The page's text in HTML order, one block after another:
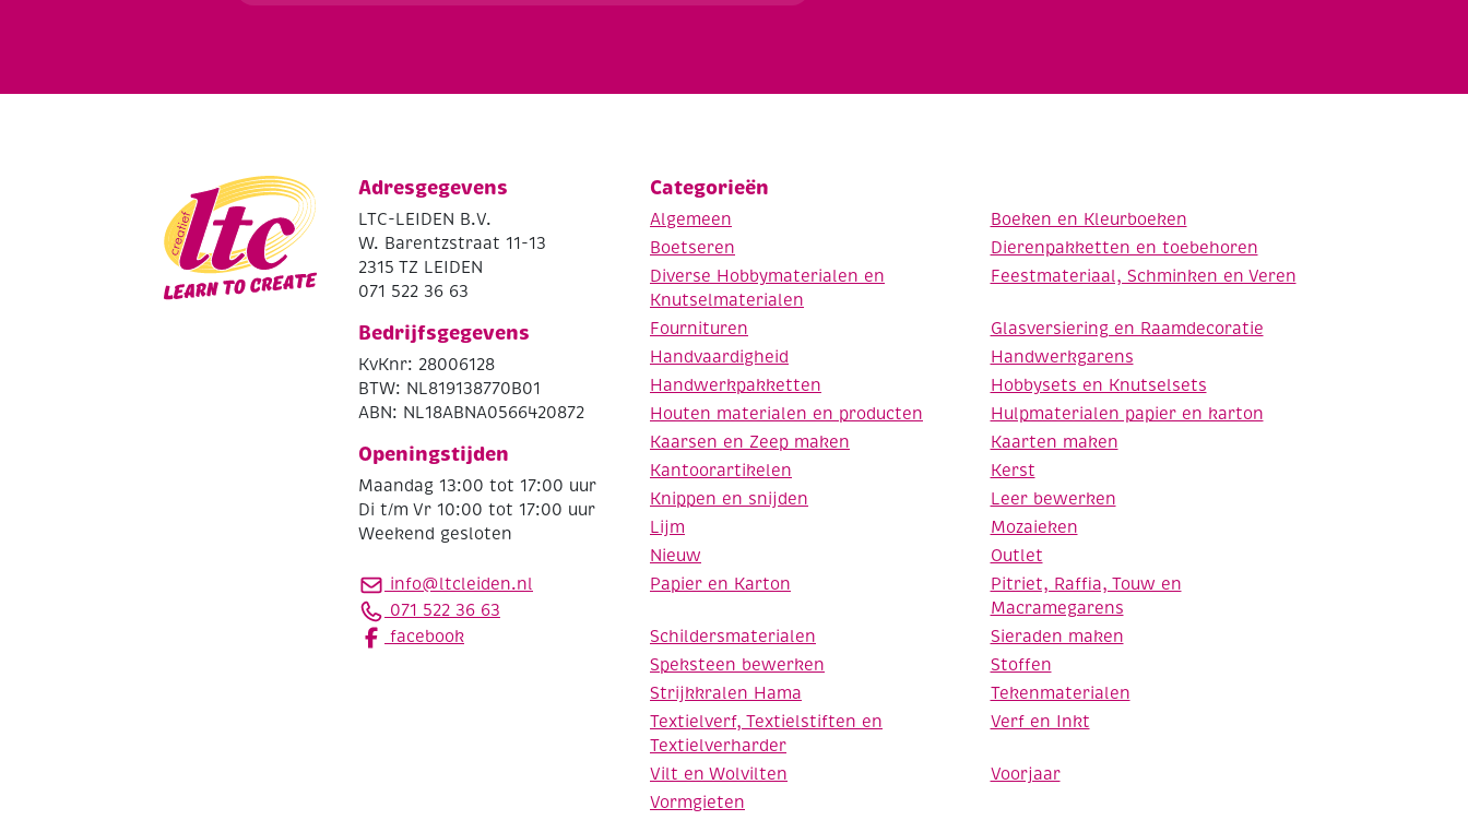
Adresgegevens
LTC-LEIDEN B.V.
W. Barentzstraat 11-13
2315 TZ LEIDEN
071 522 36 63
Bedrijfsgegevens
KvKnr: 28006128
BTW: NL819138770B01
ABN: NL18ABNA0566420872
Openingstijden
Maandag 13:00 tot 17:00 uur
Di t/m Vr 10:00 tot 17:00 uur
Weekend gesloten
info@ltcleiden.nl
071 522 36 63
facebook
Categorieën
Algemeen
Boeken en Kleurboeken
Boetseren
Dierenpakketten en toebehoren
Diverse Hobbymaterialen en
Knutselmaterialen
Feestmateriaal, Schminken en Veren
Fournituren
Glasversiering en Raamdecoratie
Handvaardigheid
Handwerkgarens
Handwerkpakketten
Hobbysets en Knutselsets
Houten materialen en producten
Hulpmaterialen papier en karton
Kaarsen en Zeep maken
Kaarten maken
Kantoorartikelen
Kerst
Knippen en snijden
Leer bewerken
Lijm
Mozaieken
Nieuw
Outlet
Papier en Karton
Pitriet, Raffia, Touw en
Macramegarens
Schildersmaterialen
Sieraden maken
Speksteen bewerken
Stoffen
Strijkkralen Hama
Tekenmaterialen
Textielverf, Textielstiften en
Textielverharder
Verf en Inkt
Vilt en Wolvilten
Voorjaar
Vormgieten